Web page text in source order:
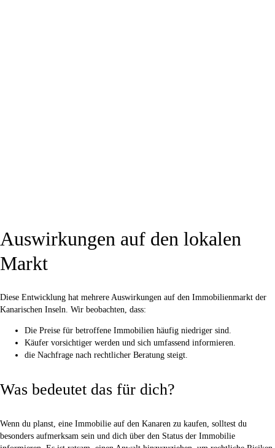
Auswirkungen auf den lokalen
Markt
Diese Entwicklung hat mehrere Auswirkungen auf den Immobilienmarkt der
Kanarischen Inseln. Wir beobachten, dass:
Die Preise für betroffene Immobilien häufig niedriger sind.
Käufer vorsichtiger werden und sich umfassend informieren.
die Nachfrage nach rechtlicher Beratung steigt.
Was bedeutet das für dich?
Wenn du planst, eine Immobilie auf den Kanaren zu kaufen, solltest du
besonders aufmerksam sein und dich über den Status der Immobilie